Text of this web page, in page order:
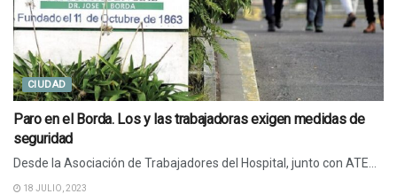
CIUDAD
Paro en el Borda. Los y las trabajadoras exigen medidas de
seguridad
Desde la Asociación de Trabajadores del Hospital, junto con ATE...
18 JULIO, 2023